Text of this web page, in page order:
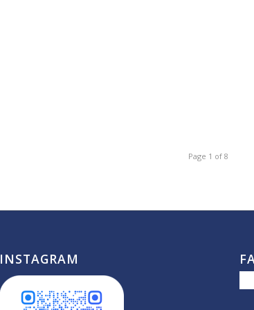
Page 1 of 8
INSTAGRAM